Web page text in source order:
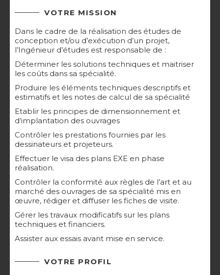
VOTRE MISSION
Dans le cadre de la réalisation des études de
conception et/ou d’exécution d’un projet,
l’Ingénieur d’études est responsable de :
Déterminer les solutions techniques et maitriser
les coûts dans sa spécialité.
Produire les éléments techniques descriptifs et
estimatifs et les notes de calcul de sa spécialité
Etablir les principes de dimensionnement et
d’implantation des ouvrages
Contrôler les prestations fournies par les
dessinateurs et projeteurs.
Effectuer le visa des plans EXE en phase
réalisation.
Contrôler la conformité aux règles de l’art et au
marché des ouvrages de sa spécialité mis en
œuvre, rédiger et diffuser les fiches de visite.
Gérer les travaux modificatifs sur les plans
techniques et financiers.
Assister aux essais avant mise en service.
VOTRE PROFIL